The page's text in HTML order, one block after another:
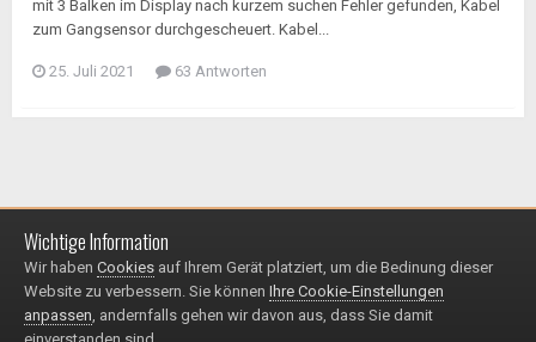
mit 3 Balken im Display nach kurzem suchen Fehler gefunden, Kabel
zum Gangsensor durchgescheuert. Kabel...
25. Juli 2021 63 Antworten
Impressum / Datenschutzerklärung
© 1999 - 2025
Powered by Invision Community
Wichtige Information
Wir haben Cookies auf Ihrem Gerät platziert, um die Bedinung dieser
Website zu verbessern. Sie können Ihre Cookie-Einstellungen
anpassen, andernfalls gehen wir davon aus, dass Sie damit